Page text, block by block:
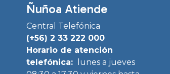
Ñuñoa Atiende
Central Telefónica
(+56) 2 33 222 000
Horario de atención
telefónica:
lunes a jueves